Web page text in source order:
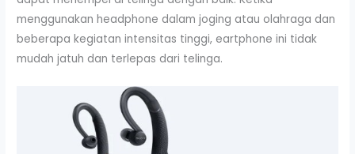
menggunakan headphone dalam joging atau olahraga dan
beberapa kegiatan intensitas tinggi, eartphone ini tidak
mudah jatuh dan terlepas dari telinga.